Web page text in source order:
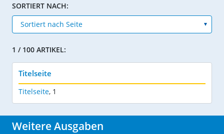
SORTIERT NACH:
1 / 100 ARTIKEL:
Titelseite
Titelseite, 1
Weitere Ausgaben